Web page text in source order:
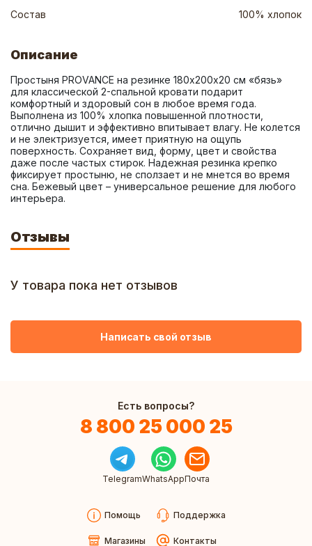
Состав
100% хлопок
Описание
Простыня PROVANCE на резинке 180х200х20 см «бязь»
для классической 2-спальной кровати подарит
комфортный и здоровый сон в любое время года.
Выполнена из 100% хлопка повышенной плотности,
отлично дышит и эффективно впитывает влагу. Не колется
и не электризуется, имеет приятную на ощупь
поверхность. Сохраняет вид, форму, цвет и свойства
даже после частых стирок. Надежная резинка крепко
фиксирует простыню, не сползает и не мнется во время
сна. Бежевый цвет – универсальное решение для любого
интерьера.
Отзывы
У товара пока нет отзывов
Написать свой отзыв
Есть вопросы?
8 800 25 000 25
TelegramWhatsAppПочта
Помощь Поддержка
Магазины Контакты